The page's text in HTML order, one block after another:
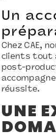
Un
Chez CAE,
clients tout
post-
réussite.
UNE